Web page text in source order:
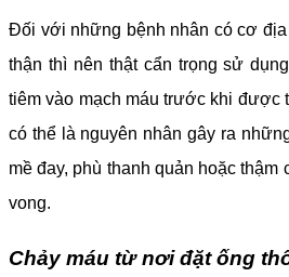
Đối với những bệnh nhân có cơ địa
thận thì nên thật cẩn trọng sử
tiêm vào mạch máu trước khi được
có thể là nguyên nhân gây ra
mề đay, phù thanh quản hoặc thậm
vong.
Chảy máu từ nơi đặt ống